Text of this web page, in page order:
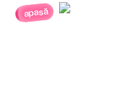
apasă